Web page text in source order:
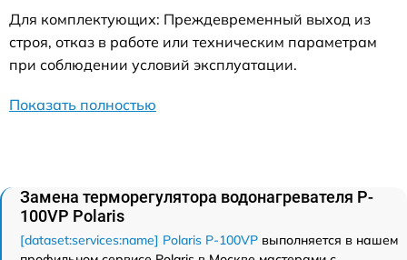
Для комплектующих: Преждевременный выход из
строя, отказ в работе или техническим параметрам
при соблюдении условий эксплуатации.
Показать полностью
Замена терморегулятора водонагревателя P-
100VP Polaris
[dataset:services:name] Polaris P-100VP выполняется в нашем